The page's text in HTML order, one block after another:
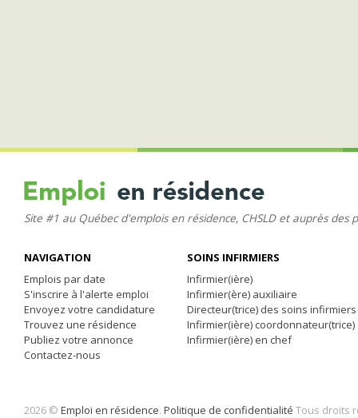
Site #1 au Québec d'emplois en résidence, CHSLD et auprès des
NAVIGATION
Emplois par date
S'inscrire à l'alerte emploi
Envoyez votre candidature
Trouvez une résidence
Publiez votre annonce
Contactez-nous
SOINS INFIRMIERS
Infirmier(ière)
Infirmier(ère) auxiliaire
Directeur(trice) des soins infirmiers
Infirmier(ière) coordonnateur(trice)
Infirmier(ière) en chef
2026 © Emploi en résidence. Politique de confidentialité Tous droits